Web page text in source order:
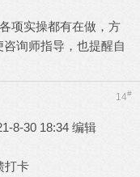
项实操都有在做，方
询师指导，也提醒自
14#
8-30 18:34 编辑
打卡